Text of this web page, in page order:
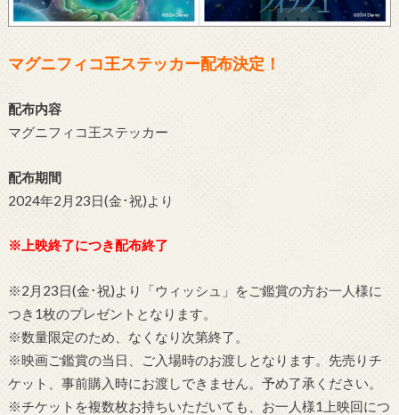
マグニフィコ王ステッカー配布決定！
配布内容
マグニフィコ王ステッカー
配布期間
2024年2月23日(金･祝)より
※上映終了につき配布終了
※2月23日(金･祝)より「ウィッシュ」をご鑑賞の方お一人様に
つき1枚のプレゼントとなります。
※数量限定のため、なくなり次第終了。
※映画ご鑑賞の当日、ご入場時のお渡しとなります。先売りチ
ケット、事前購入時にお渡しできません。予め了承ください。
※チケットを複数枚お持ちいただいても、お一人様1上映回につ